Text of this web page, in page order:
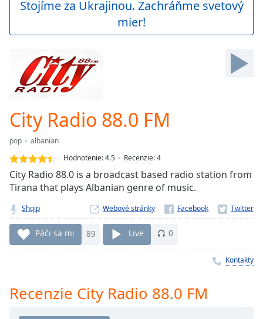
Video
Skip
Forward
Mute
Current
Duration
Loaded:
0.00%
Stream
TypeLIVE
live,
currently
behind
LIVE
Remaining
Stojíme za Ukrajinou. Zachráňme svetový
mier!
City Radio 88.0 FM
pop
albanian
Hodnotenie:4.5 Recenzie:4
City Radio 88.0 is a broadcast based radio station from
Tirana that plays Albanian genre of music.
Shqip Webové stránky
Páči sa mi 89 Live 0
Kontakty
Recenzie City Radio 88.0 FM